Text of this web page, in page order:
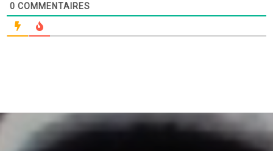
0 COMMENTAIRES